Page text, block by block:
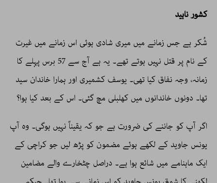
کشور ناہید
شُکر ہے جس زمانے میں میری شادی ہوئی اس زمانے میں غیرت
کے نام پر قتل نہیں ہوتے تھے۔ یہ ہے آج سے 57 برس پہلے کا
زمانہ، وجہ نفاق کیا تھی۔ یوسف کشمیری اور ہمارا خاندان سید
تھا۔ دونوں خاندانوں میں کھلبلی مچ گئی۔ اس کے بعد کیا ہوا؟
اگر آپ کو جاننے کی ضرورت ہے جو کہ یقیناً نہیں ہوگی۔ وہ آپ
یونس جاوید کے لکھے ہوئے مضمون کو پڑھ لیں جو کراچی کے
ایک ماہنامے میں شائع ہوا ہے۔ دراصل چٹخارے والے مضامین